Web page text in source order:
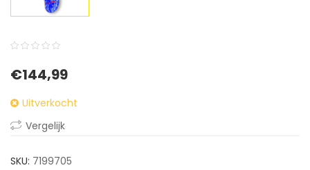
out
on
ratings
€144,99
Uitverkocht
Vergelijk
SKU: 7199705